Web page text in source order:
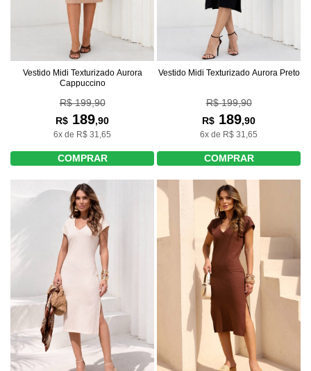
Vestido Midi Texturizado Aurora
Cappuccino
R$ 199,90
R$ 189,90
6x de R$ 31,65
COMPRAR
Vestido Midi Texturizado Aurora Preto
R$ 199,90
R$ 189,90
6x de R$ 31,65
COMPRAR